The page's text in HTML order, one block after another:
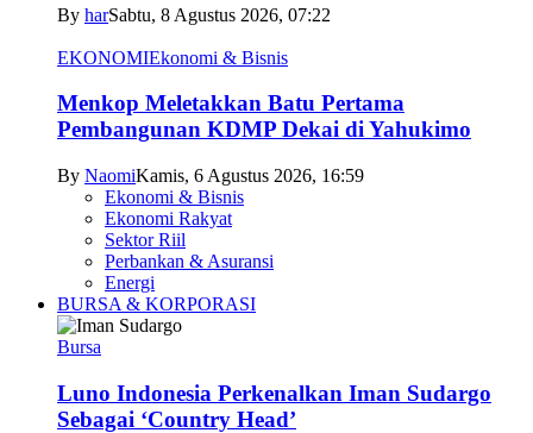
By harSabtu, 8 Agustus 2026, 07:22
EKONOMIEkonomi & Bisnis
Menkop Meletakkan Batu Pertama
Pembangunan KDMP Dekai di Yahukimo
By NaomiKamis, 6 Agustus 2026, 16:59
Ekonomi & Bisnis
Ekonomi Rakyat
Sektor Riil
Perbankan & Asuransi
Energi
BURSA & KORPORASI
Bursa
Luno Indonesia Perkenalkan Iman Sudargo
Sebagai ‘Country Head’